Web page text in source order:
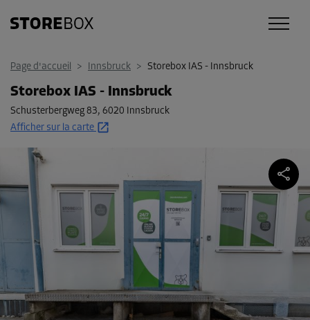
Page d'accueil > Innsbruck > Storebox IAS - Innsbruck
Storebox IAS - Innsbruck
Schusterbergweg 83, 6020 Innsbruck
Afficher sur la carte